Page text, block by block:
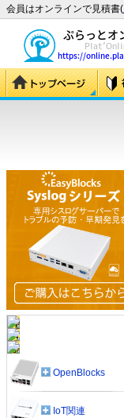
会員はオンラインで見積書(
OpenBlocks
IoT関連